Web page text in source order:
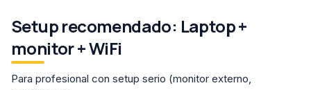
Setup recomendado: Laptop +
monitor + WiFi
Para profesional con setup serio (monitor externo,